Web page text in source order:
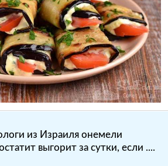
из Израиля онемели
выгорит за сутки, если ....